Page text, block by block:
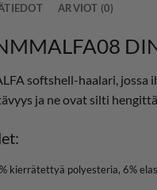
ARVIOT (0)
softshell-haalari, jossa
ja ne ovat silti
kierrätettyä polyesteria, 6%